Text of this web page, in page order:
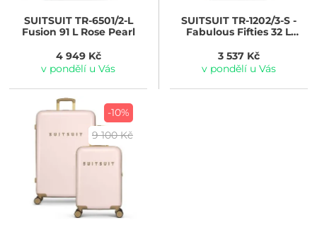
SUITSUITTR-6501/2-L
Fusion 91 L Rose Pearl
4 949 Kč
v pondělí u Vás
SUITSUITTR-1202/3-S -
Fabulous Fifties 32 L
3 537 Kč
v pondělí u Vás
-10%
9 100 Kč